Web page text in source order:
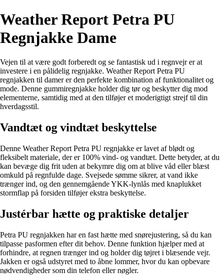
Weather Report Petra PU
Regnjakke Dame
Vejen til at være godt forberedt og se fantastisk ud i regnvejr er at
investere i en pålidelig regnjakke. Weather Report Petra PU
regnjakken til damer er den perfekte kombination af funktionalitet og
mode. Denne gummiregnjakke holder dig tør og beskytter dig mod
elementerne, samtidig med at den tilføjer et moderigtigt strejf til din
hverdagsstil.
Vandtæt og vindtæt beskyttelse
Denne Weather Report Petra PU regnjakke er lavet af blødt og
fleksibelt materiale, der er 100% vind- og vandtæt. Dette betyder, at du
kan bevæge dig frit uden at bekymre dig om at blive våd eller blæst
omkuld på regnfulde dage. Svejsede sømme sikrer, at vand ikke
trænger ind, og den gennemgående YKK-lynlås med knaplukket
stormflap på forsiden tilføjer ekstra beskyttelse.
Justérbar hætte og praktiske detaljer
Petra PU regnjakken har en fast hætte med snørejustering, så du kan
tilpasse pasformen efter dit behov. Denne funktion hjælper med at
forhindre, at regnen trænger ind og holder dig tøjret i blæsende vejr.
Jakken er også udstyret med to åbne lommer, hvor du kan opbevare
nødvendigheder som din telefon eller nøgler.